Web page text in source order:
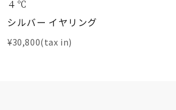
４℃
シルバー イヤリング
¥30,800(tax in)